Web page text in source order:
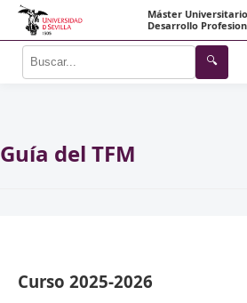
Máster
Desarrollo
🔍
Guía del TFM
Curso 2025-2026